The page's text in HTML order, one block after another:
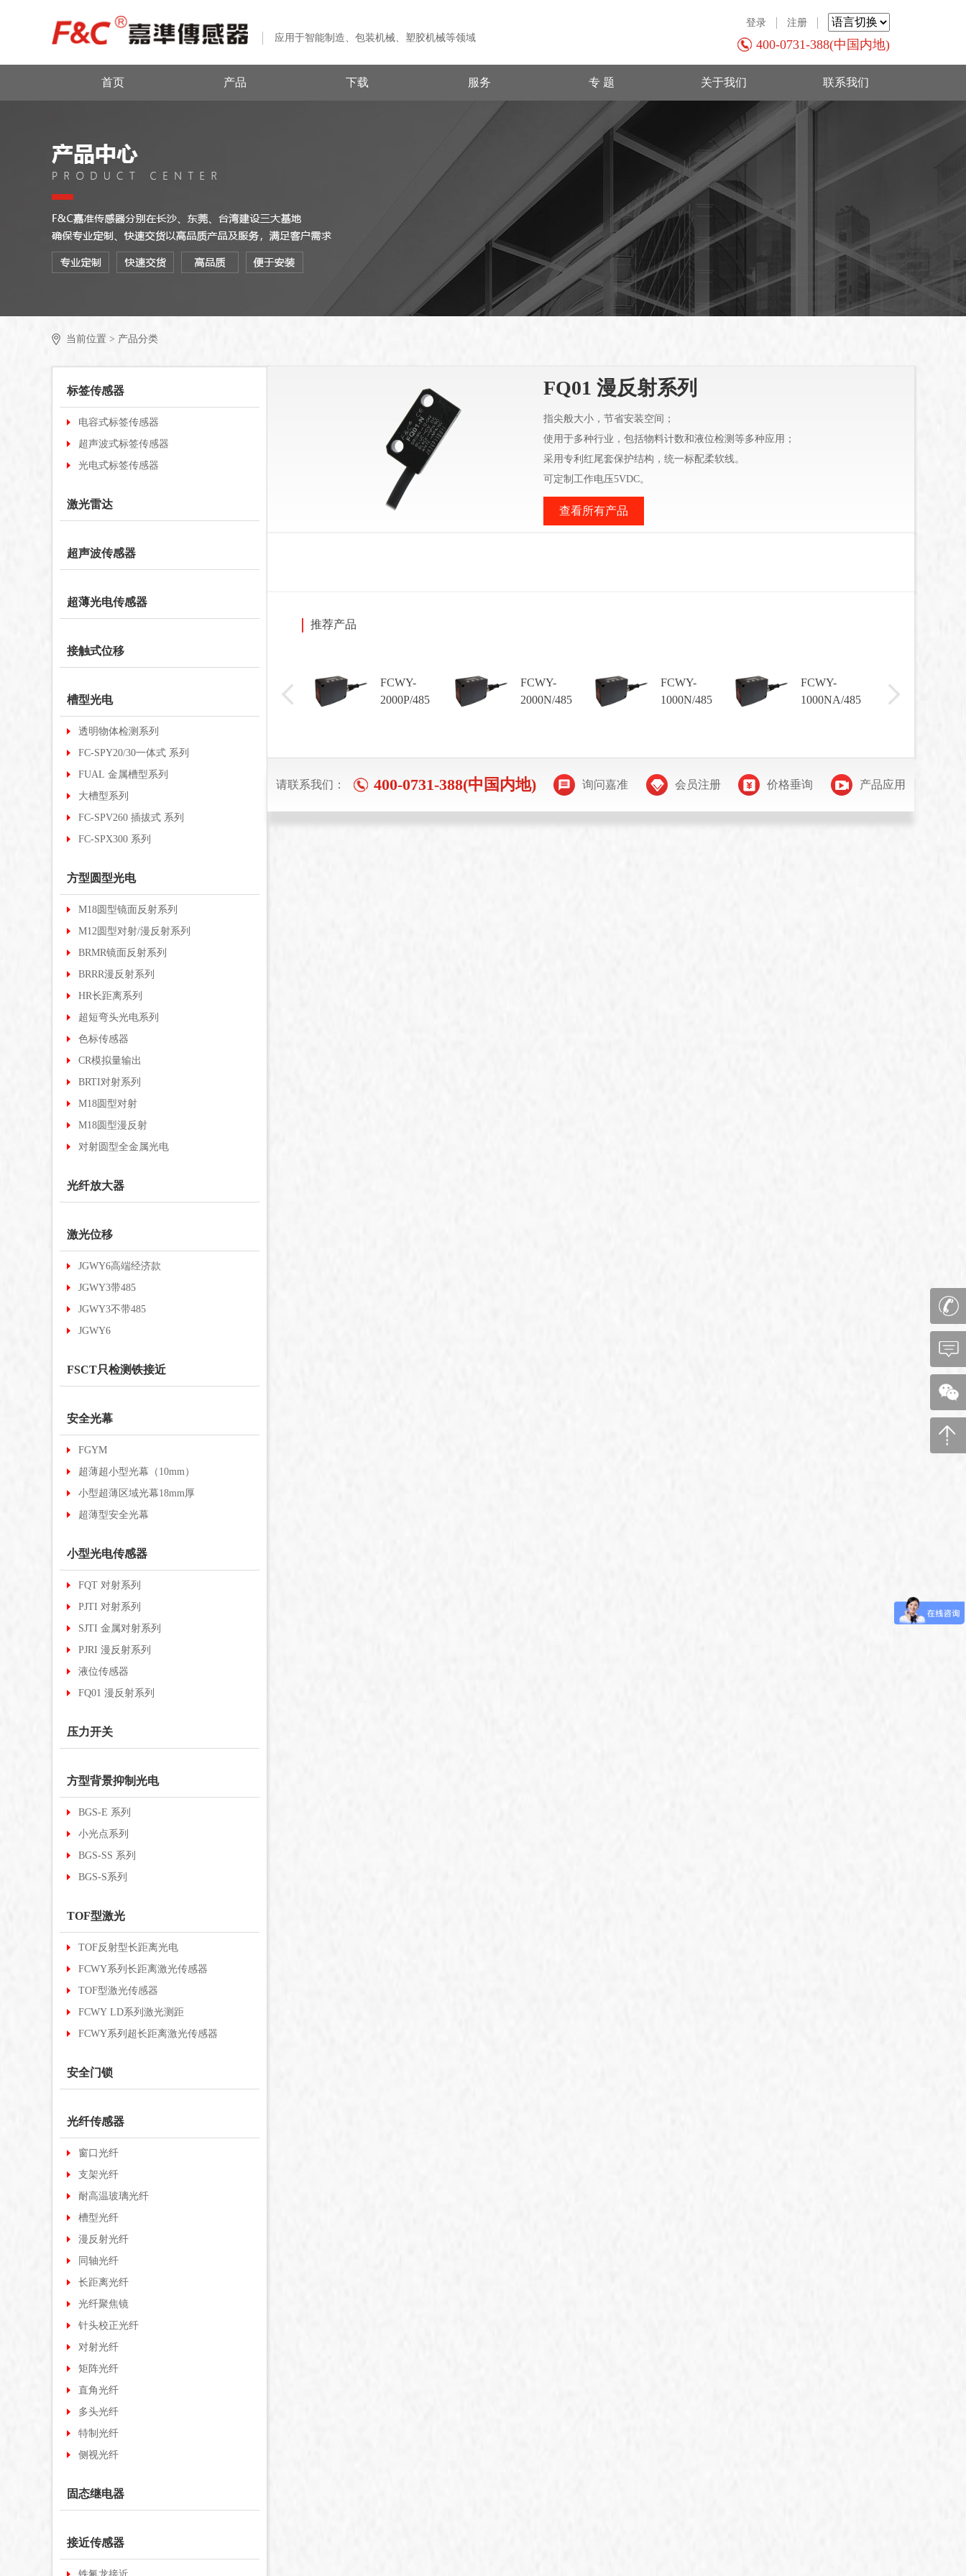
应用于智能制造、包装机械、塑胶机械等领域
登录 注册
400-0731-388(中国内地)
首页 产品 下载 服务 专 题 关于我们 联系我们
当前位置 > 产品分类
标签传感器
电容式标签传感器
超声波式标签传感器
光电式标签传感器
激光雷达
超声波传感器
超薄光电传感器
接触式位移
槽型光电
透明物体检测系列
FC-SPY20/30一体式 系列
FUAL 金属槽型系列
大槽型系列
FC-SPV260 插拔式 系列
FC-SPX300 系列
方型圆型光电
M18圆型镜面反射系列
M12圆型对射/漫反射系列
BRMR镜面反射系列
BRRR漫反射系列
HR长距离系列
超短弯头光电系列
色标传感器
CR模拟量输出
BRTI对射系列
M18圆型对射
M18圆型漫反射
对射圆型全金属光电
光纤放大器
激光位移
JGWY6高端经济款
JGWY3带485
JGWY3不带485
JGWY6
FSCT只检测铁接近
安全光幕
FGYM
超薄超小型光幕（10mm）
小型超薄区域光幕18mm厚
超薄型安全光幕
小型光电传感器
FQT 对射系列
PJTI 对射系列
SJTI 金属对射系列
PJRI 漫反射系列
液位传感器
FQ01 漫反射系列
压力开关
方型背景抑制光电
BGS-E 系列
小光点系列
BGS-SS 系列
BGS-S系列
TOF型激光
TOF反射型长距离光电
FCWY系列长距离激光传感器
TOF型激光传感器
FCWY LD系列激光测距
FCWY系列超长距离激光传感器
安全门锁
光纤传感器
窗口光纤
支架光纤
耐高温玻璃光纤
槽型光纤
漫反射光纤
同轴光纤
长距离光纤
光纤聚焦镜
针头校正光纤
对射光纤
矩阵光纤
直角光纤
多头光纤
特制光纤
侧视光纤
固态继电器
接近传感器
FQ01 漫反射系列
指尖般大小，节省安装空间；
使用于多种行业，包括物料计数和液位检测等多种应用；
采用专利红尾套保护结构，统一标配柔软线。
可定制工作电压5VDC。
查看所有产品
推荐产品
10000/485
FCWY-
2000P/485
FCWY-
2000N/485
FCWY-
1000N/485
FCWY-
1000NA/485
请联系我们： 400-0731-388(中国内地) 询问嘉准 会员注册 价格垂询 产品应用